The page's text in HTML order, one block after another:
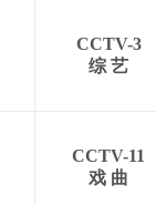
CCTV-3
综 艺
CCTV-11
戏 曲